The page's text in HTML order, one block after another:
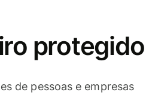
protegido
de pessoas e empresas